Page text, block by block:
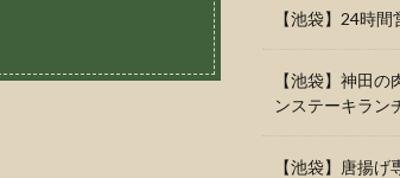
【池袋】24時
【池袋】神田
ンステーキラン
【池袋】唐揚